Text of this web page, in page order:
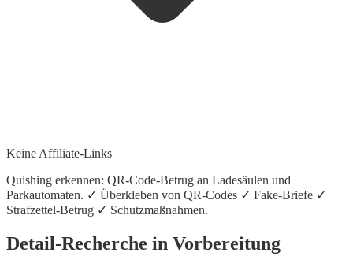
Keine Affiliate-Links
Quishing erkennen: QR-Code-Betrug an Ladesäulen und
Parkautomaten. ✓ Überkleben von QR-Codes ✓ Fake-Briefe ✓
Strafzettel-Betrug ✓ Schutzmaßnahmen.
Detail-Recherche in Vorbereitung